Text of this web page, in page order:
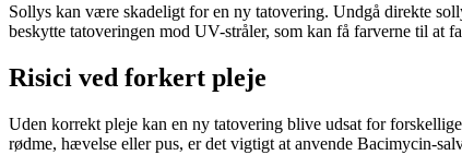
Sollys kan være skadeligt for en ny tatovering. Undgå direkte
beskytte tatoveringen mod UV-stråler, som kan få farverne til at
Risici ved forkert pleje
Uden korrekt pleje kan en ny tatovering blive udsat for
rødme, hævelse eller pus, er det vigtigt at anvende Bacimycin-